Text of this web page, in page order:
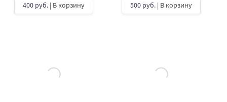
400 руб. | В корзину
500 руб. | В корзину